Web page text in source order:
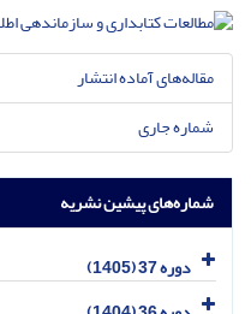
مقاله‌های آماده انتشار
شماره جاری
شماره‌های پیشین نشریه
دوره 37 (1405)